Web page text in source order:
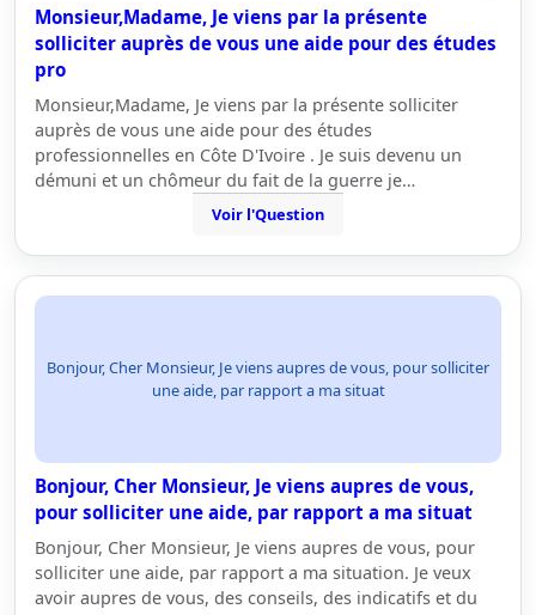
Monsieur,Madame, Je viens par la présente
solliciter auprès de vous une aide pour des études
pro
Monsieur,Madame, Je viens par la présente solliciter
auprès de vous une aide pour des études
professionnelles en Côte D'Ivoire . Je suis devenu un
démuni et un chômeur du fait de la guerre je…
Voir l'Question
Bonjour, Cher Monsieur, Je viens aupres de vous, pour solliciter
une aide, par rapport a ma situat
Bonjour, Cher Monsieur, Je viens aupres de vous,
pour solliciter une aide, par rapport a ma situat
Bonjour, Cher Monsieur, Je viens aupres de vous, pour
solliciter une aide, par rapport a ma situation. Je veux
avoir aupres de vous, des conseils, des indicatifs et du